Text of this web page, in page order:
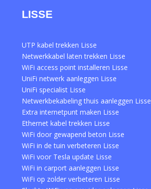
LISSE
UTP kabel trekken Lisse
Netwerkkabel laten trekken Lisse
WiFi access point installeren Lisse
UniFi netwerk aanleggen Lisse
UniFi specialist Lisse
Netwerkbekabeling thuis aanleggen Lisse
Extra internetpunt maken Lisse
Ethernet kabel trekken Lisse
WiFi door gewapend beton Lisse
WiFi in de tuin verbeteren Lisse
WiFi voor Tesla update Lisse
WiFi in carport aanleggen Lisse
WiFi op zolder verbeteren Lisse